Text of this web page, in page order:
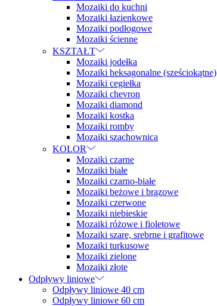
Mozaiki do kuchni
Mozaiki łazienkowe
Mozaiki podłogowe
Mozaiki ścienne
KSZTAŁT
Mozaiki jodełka
Mozaiki heksagonalne (sześciokątne)
Mozaiki cegiełka
Mozaiki chevron
Mozaiki diamond
Mozaiki kostka
Mozaiki romby
Mozaiki szachownica
KOLOR
Mozaiki czarne
Mozaiki białe
Mozaiki czarno-białe
Mozaiki beżowe i brązowe
Mozaiki czerwone
Mozaiki niebieskie
Mozaiki różowe i fioletowe
Mozaiki szare, srebrne i grafitowe
Mozaiki turkusowe
Mozaiki zielone
Mozaiki złote
Odpływy liniowe
Odpływy liniowe 40 cm
Odpływy liniowe 60 cm